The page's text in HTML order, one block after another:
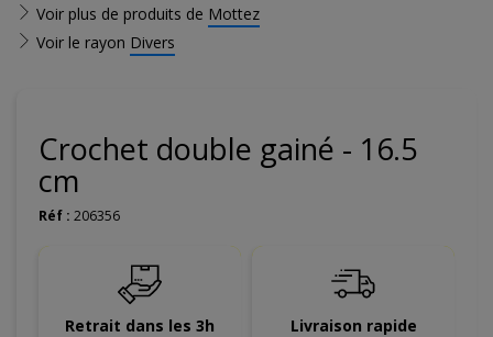
Voir plus de produits de Mottez
Voir le rayon Divers
Crochet double gainé - 16.5
cm
Réf : 206356
Retrait dans les 3h Livraison rapide